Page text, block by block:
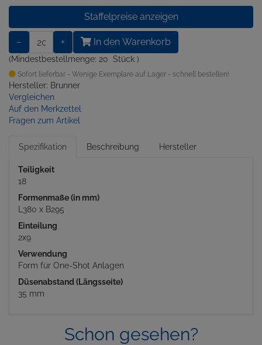
Staffelpreise anzeigen
− + In den Warenkorb
(Mindestbestellmenge: 20 Stück )
Sofort lieferbar - Wenige Exemplare auf Lager - schnell bestellen!
Hersteller: Brunner
Vergleichen
Auf den Merkzettel
Fragen zum Artikel
Spezifikation Beschreibung Hersteller
Teiligkeit
18
Formenmaße (in mm)
L380 x B295
Einteilung
2x9
Verwendung
Form für One-Shot Anlagen
Düsenabstand (Längsseite)
35 mm
Schon gesehen?